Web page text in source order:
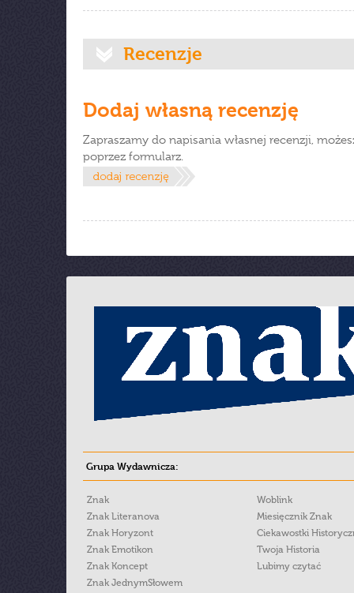
Recenzje
Dodaj własną recenzję
Zapraszamy do napisania własnej recenzji,
poprzez formularz.
Grupa Wydawnicza:
Znak
Znak Literanova
Znak Horyzont
Znak Emotikon
Znak Koncept
Znak JednymSłowem
Woblink
Miesięcznik Znak
Ciekawostki
Twoja Historia
Lubimy czytać